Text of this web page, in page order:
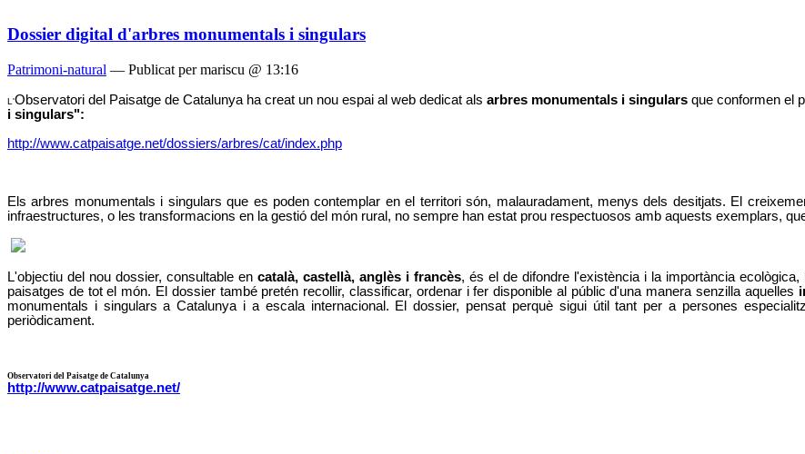
Dossier digital d'arbres monumentals i singulars
Patrimoni-natural — Publicat per mariscu @ 13:16
L'Observatori del Paisatge de Catalunya ha creat un nou espai al web dedicat als arbres monumentals i singulars que conformen el
i singulars":
http://www.catpaisatge.net/dossiers/arbres/cat/index.php
Els arbres monumentals i singulars que es poden contemplar en el territori són, malauradament, menys dels desitjats. El
infraestructures, o les transformacions en la gestió del món rural, no sempre han estat prou respectuosos amb aquests exemplars,
L'objectiu del nou dossier, consultable en català, castellà, anglès i francès, és el de difondre l'existència i la importància
paisatges de tot el món. El dossier també pretén recollir, classificar, ordenar i fer disponible al públic d'una manera senzilla aquelles
monumentals i singulars a Catalunya i a escala internacional. El dossier, pensat perquè sigui útil tant per a persones
periòdicament.
Observatori del Paisatge de Catalunya
http://www.catpaisatge.net/